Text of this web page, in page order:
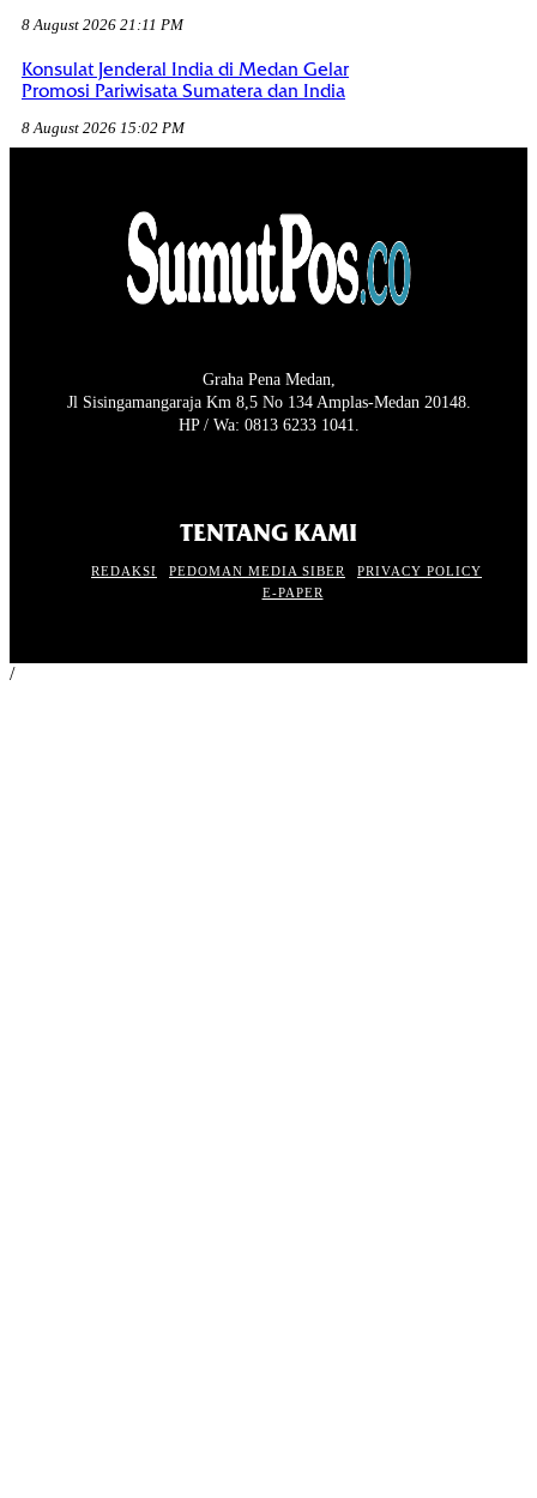
8 August 2026 21:11 PM
Konsulat Jenderal India di Medan Gelar
Promosi Pariwisata Sumatera dan India
8 August 2026 15:02 PM
Graha Pena Medan,
Jl Sisingamangaraja Km 8,5 No 134 Amplas-Medan 20148.
HP / Wa: 0813 6233 1041.
TENTANG KAMI
REDAKSI PEDOMAN MEDIA SIBER
PRIVACY POLICY
E-PAPER
/